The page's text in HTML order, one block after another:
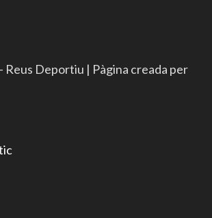
Deportiu | Pàgina creada per